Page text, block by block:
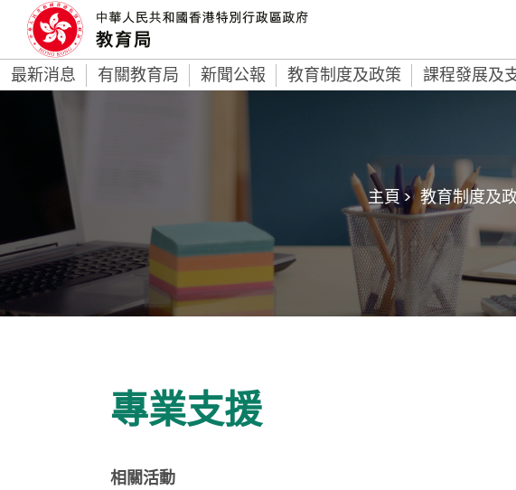
最新消息 有關教育局 新聞公報 教育制度及政策 課程發展及
主頁 > 教育制度及
專業支援
相關活動